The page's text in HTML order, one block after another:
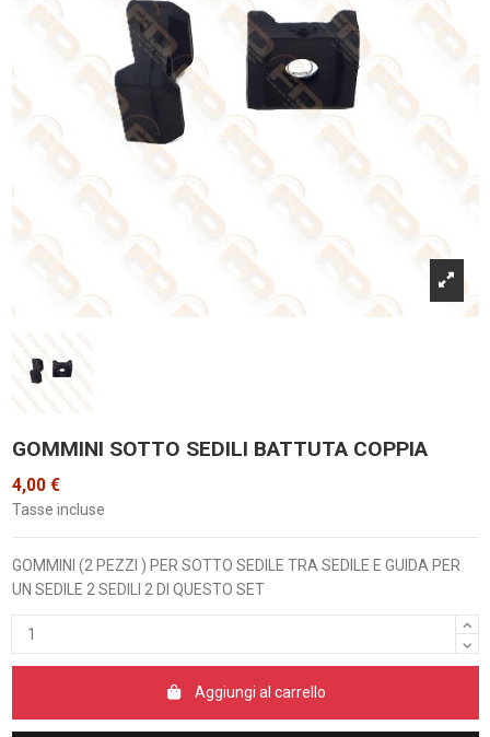
GOMMINI SOTTO SEDILI BATTUTA COPPIA
4,00 €
Tasse incluse
GOMMINI (2 PEZZI ) PER SOTTO SEDILE TRA SEDILE E GUIDA PER
UN SEDILE 2 SEDILI 2 DI QUESTO SET
Aggiungi al carrello